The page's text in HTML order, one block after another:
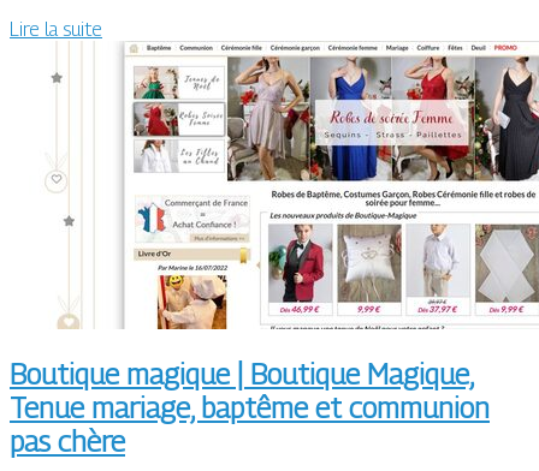
Lire la suite
Boutique magique | Boutique Magique,
Tenue mariage, baptême et communion
pas chère